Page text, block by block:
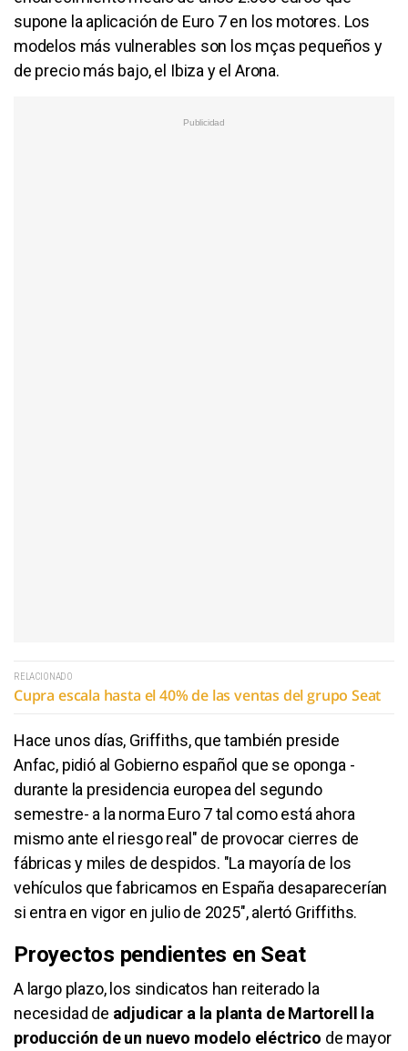
supone la aplicación de Euro 7 en los motores. Los
modelos más vulnerables son los mças pequeños y
de precio más bajo, el Ibiza y el Arona.
RELACIONADO
Cupra escala hasta el 40% de las ventas del grupo Seat
Hace unos días, Griffiths, que también preside
Anfac, pidió al Gobierno español que se oponga -
durante la presidencia europea del segundo
semestre- a la norma Euro 7 tal como está ahora
mismo ante el riesgo real" de provocar cierres de
fábricas y miles de despidos. "La mayoría de los
vehículos que fabricamos en España desaparecerían
si entra en vigor en julio de 2025", alertó Griffiths.
Proyectos pendientes en Seat
A largo plazo, los sindicatos han reiterado la
necesidad de adjudicar a la planta de Martorell la
producción de un nuevo modelo eléctrico de mayor